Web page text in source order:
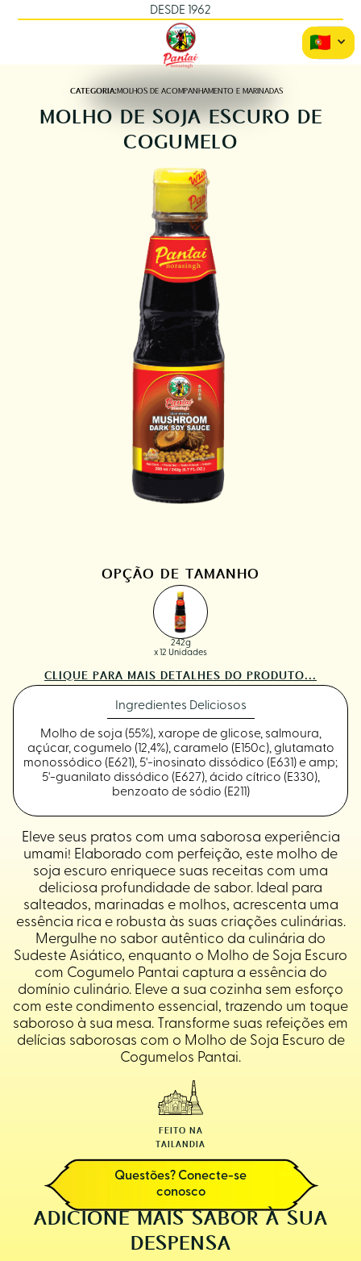
DESDE 1962
Eleve seus pratos com uma saborosa experiência
umami! Elaborado com perfeição, este molho de
soja escuro enriquece suas receitas com uma
deliciosa profundidade de sabor. Ideal para
salteados, marinadas e molhos, acrescenta uma
essência rica e robusta às suas criações culinárias.
Mergulhe no sabor autêntico da culinária do
Sudeste Asiático, enquanto o Molho de Soja Escuro
com Cogumelo Pantai captura a essência do
domínio culinário. Eleve a sua cozinha sem esforço
com este condimento essencial, trazendo um toque
saboroso à sua mesa. Transforme suas refeições em
delícias saborosas com o Molho de Soja Escuro de
Cogumelos Pantai.
FEITO NA
TAILANDIA
Questões? Conecte-se
conosco
CATEGORIA:MOLHOS DE ACOMPANHAMENTO E MARINADAS
MOLHO DE SOJA ESCURO DE
COGUMELO
OPÇÃO DE TAMANHO
242g
x 12 Unidades
CLIQUE PARA MAIS DETALHES DO PRODUTO...
Ingredientes Deliciosos
Molho de soja (55%), xarope de glicose, salmoura,
açúcar, cogumelo (12,4%), caramelo (E150c), glutamato
monossódico (E621), 5'-inosinato dissódico (E631) e amp;
5'-guanilato dissódico (E627), ácido cítrico (E330),
benzoato de sódio (E211)
ADICIONE MAIS SABOR À SUA
DESPENSA